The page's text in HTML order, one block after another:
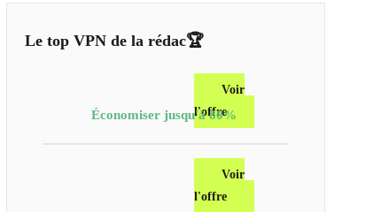
Le top VPN de la rédac🏆
Voir
l'offre
Économiser jusqu'à 80%
Voir
l'offre